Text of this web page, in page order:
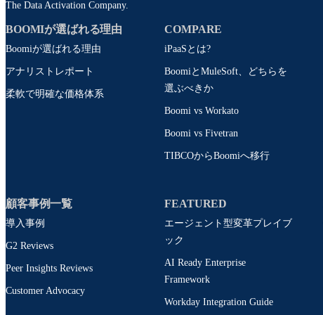
The Data Activation Company.
BOOMIが選ばれる理由
Boomiが選ばれる理由
アナリストレポート
柔軟で明確な価格体系
COMPARE
iPaaSとは?
BoomiとMuleSoft、どちらを
選ぶべきか
Boomi vs Workato
Boomi vs Fivetran
TIBCOからBoomiへ移行
顧客事例一覧
導入事例
G2 Reviews
Peer Insights Reviews
Customer Advocacy
FEATURED
エージェント型変革プレイブ
ック
AI Ready Enterprise
Framework
Workday Integration Guide